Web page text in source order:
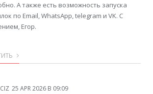
А также есть возможность запуска
по Email, WhatsApp, telegram и VK. С
Егор.
25 APR 2026 В 09:09